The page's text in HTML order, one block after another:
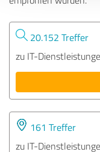
20.152 Treffer
zu IT-
161 Treffer
zu IT-